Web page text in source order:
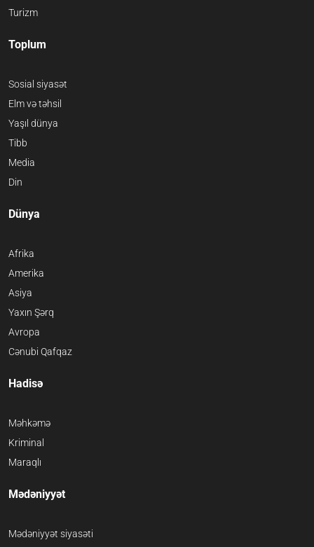
Turizm
Toplum
Sosial siyasət
Elm və təhsil
Yaşıl dünya
Tibb
Media
Din
Dünya
Afrika
Amerika
Asiya
Yaxın Şərq
Avropa
Cənubi Qafqaz
Hadisə
Məhkəmə
Kriminal
Maraqlı
Mədəniyyət
Mədəniyyət siyasəti